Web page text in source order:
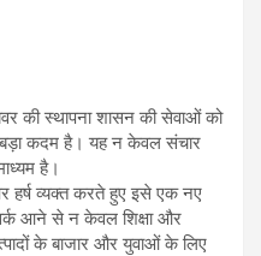
की स्थापना शासन की सेवाओं को
कदम है। यह न केवल संचार
है।
हर्ष व्यक्त करते हुए इसे एक नए
आने से न केवल शिक्षा और
के बाजार और युवाओं के लिए